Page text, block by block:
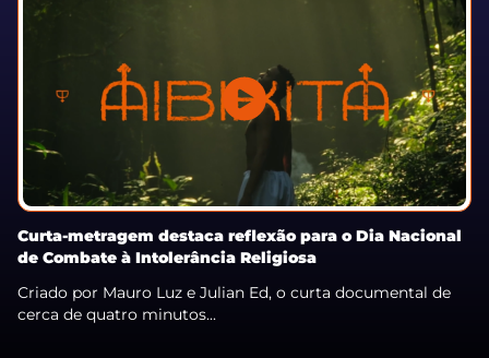
Curta-metragem destaca reflexão para o Dia Nacional
de Combate à Intolerância Religiosa
Criado por Mauro Luz e Julian Ed, o curta documental de
cerca de quatro minutos...